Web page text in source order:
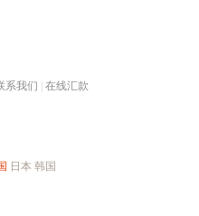
系我们 在线汇款
日本 韩国